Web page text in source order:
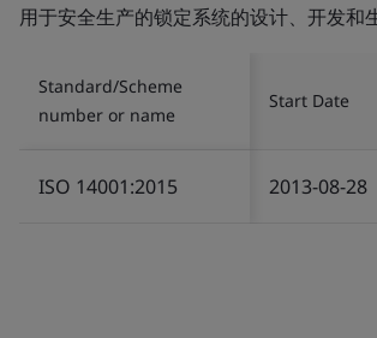
用于安全生产的锁定系统的设计、开发和
Standard/Scheme
number or name
Start Date
ISO 14001:2015 2013-08-28